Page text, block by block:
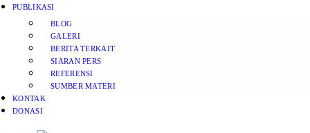
PUBLIKASI
BLOG
GALERI
BERITA TERKAIT
SIARAN PERS
REFERENSI
SUMBER MATERI
KONTAK
DONASI